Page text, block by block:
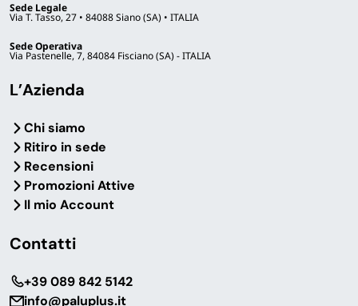
Sede Legale
Via T. Tasso, 27 • 84088 Siano (SA) • ITALIA
Sede Operativa
Via Pastenelle, 7, 84084 Fisciano (SA) - ITALIA
L’Azienda
Chi siamo
Ritiro in sede
Recensioni
Promozioni Attive
Il mio Account
Contatti
‎+39 089 842 5142
info@paluplus.it